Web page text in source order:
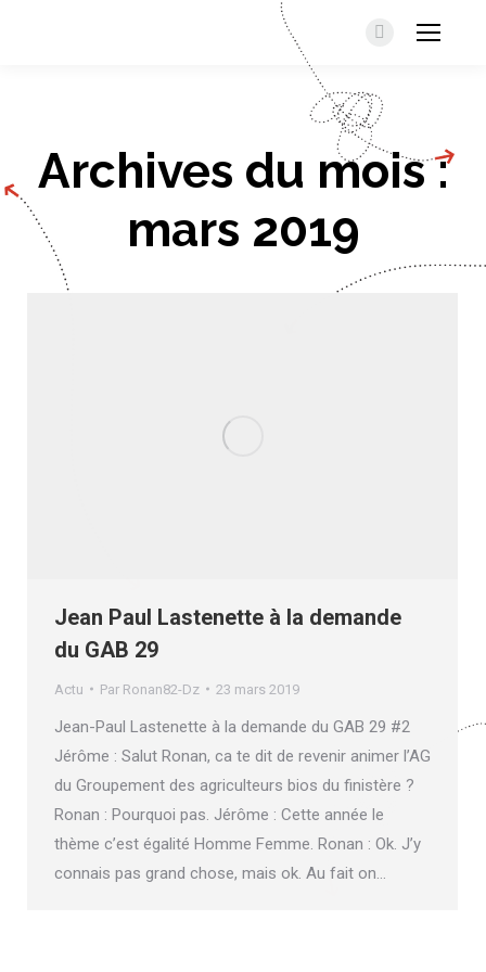
Facebook
Archives du mois :
mars 2019
Jean Paul Lastenette à la demande
du GAB 29
Actu Par Ronan82-Dz 23 mars 2019
Jean-Paul Lastenette à la demande du GAB 29 #2
Jérôme : Salut Ronan, ca te dit de revenir animer l’AG
du Groupement des agriculteurs bios du finistère ?
Ronan : Pourquoi pas. Jérôme : Cette année le
thème c’est égalité Homme Femme. Ronan : Ok. J’y
connais pas grand chose, mais ok. Au fait on…